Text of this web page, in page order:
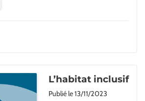
L’habitat inclusif
Publié le13/11/2023